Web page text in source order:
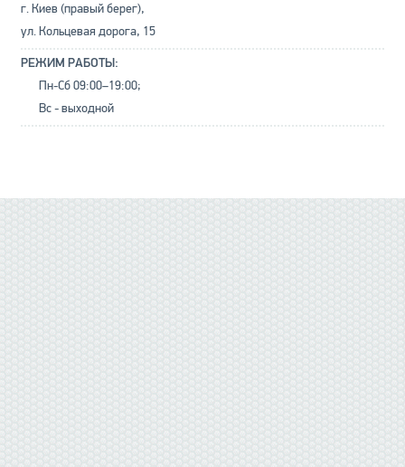
г. Киев (правый берег),
ул. Кольцевая дорога, 15
РЕЖИМ РАБОТЫ:
Пн-Сб 09:00–19:00;
Вс - выходной